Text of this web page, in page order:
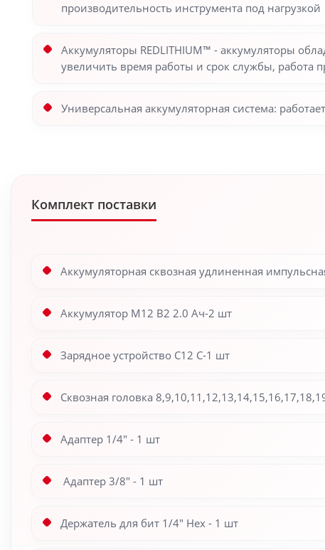
производительность инструмента под нагрузкой
Аккумуляторы REDLITHIUM™ - аккумуляторы
увеличить время работы и срок службы, работа
Универсальная аккумуляторная система:
Комплект поставки
Аккумуляторная сквозная удлиненная
Аккумулятор M12 B2 2.0 Ач-2 шт
Зарядное устройство C12 C-1 шт
Сквозная головка
Адаптер 1/4″ - 1 шт
Адаптер 3/8″ - 1 шт
Держатель для бит 1/4″ Hex - 1 шт